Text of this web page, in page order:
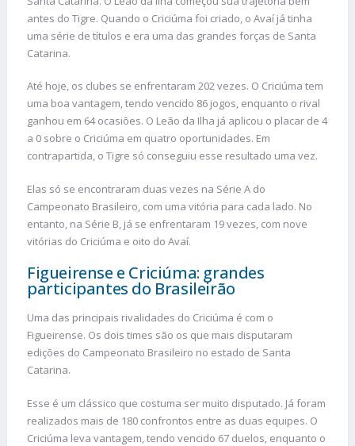
antes do Tigre. Quando o Criciúma foi criado, o Avaí já tinha
uma série de títulos e era uma das grandes forças de Santa
Catarina.
Até hoje, os clubes se enfrentaram 202 vezes. O Criciúma tem
uma boa vantagem, tendo vencido 86 jogos, enquanto o rival
ganhou em 64 ocasiões. O Leão da Ilha já aplicou o placar de 4
a 0 sobre o Criciúma em quatro oportunidades. Em
contrapartida, o Tigre só conseguiu esse resultado uma vez.
Elas só se encontraram duas vezes na Série A do
Campeonato Brasileiro, com uma vitória para cada lado. No
entanto, na Série B, já se enfrentaram 19 vezes, com nove
vitórias do Criciúma e oito do Avaí.
Figueirense e Criciúma: grandes
participantes do Brasileirão
Uma das principais rivalidades do Criciúma é com o
Figueirense. Os dois times são os que mais disputaram
edições do Campeonato Brasileiro no estado de Santa
Catarina.
Esse é um clássico que costuma ser muito disputado. Já foram
realizados mais de 180 confrontos entre as duas equipes. O
Criciúma leva vantagem, tendo vencido 67 duelos, enquanto o